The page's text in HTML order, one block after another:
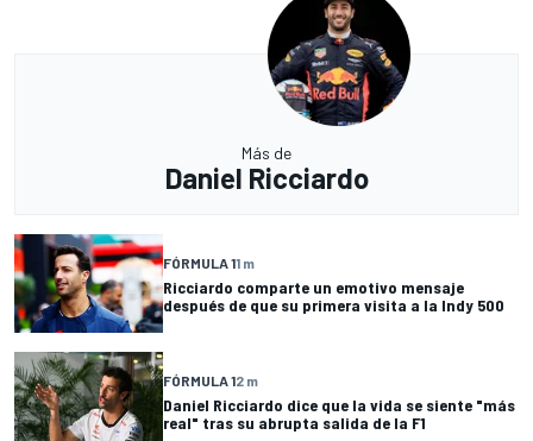
Más de
Daniel Ricciardo
FÓRMULA 11 m
Ricciardo comparte un emotivo mensaje
después de que su primera visita a la Indy 500
FÓRMULA 12 m
Daniel Ricciardo dice que la vida se siente "más
real" tras su abrupta salida de la F1